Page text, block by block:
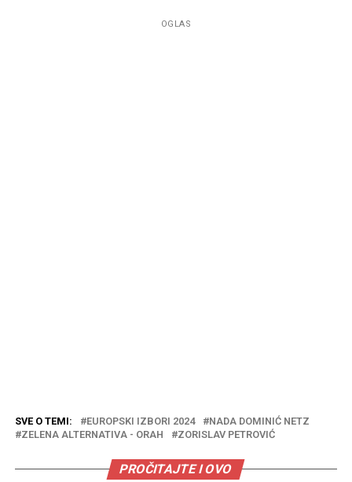
OGLAS
SVE O TEMI: EUROPSKI IZBORI 2024
NADA DOMINIĆ NETZ
ZELENA ALTERNATIVA - ORAH
ZORISLAV PETROVIĆ
PROČITAJTE I OVO